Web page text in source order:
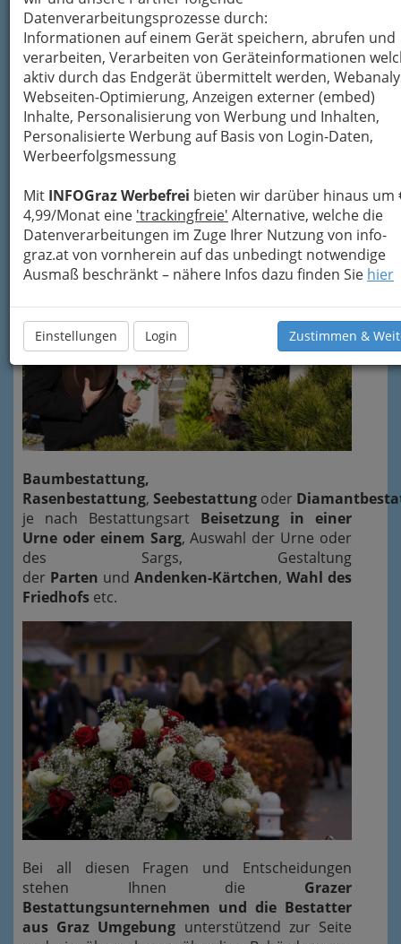
Datenverarbeitungsprozesse durch:
Informationen auf einem Gerät speichern, abrufen und
verarbeiten, Verarbeiten von Geräteinformationen
aktiv durch das Endgerät übermittelt werden,
Webseiten-Optimierung, Anzeigen externer (embed)
Inhalte, Personalisierung von Werbung und Inhalten,
Personalisierte Werbung auf Basis von Login-Daten,
Werbeerfolgsmessung
Mit INFOGraz Werbefrei bieten wir darüber hinaus um
4,99/Monat eine 'trackingfreie' Alternative, welche die
Datenverarbeitungen im Zuge Ihrer Nutzung von info-
graz.at von vornherein auf das unbedingt notwendige
Ausmaß beschränkt – nähere Infos dazu finden Sie hier
Einstellungen Login Zustimmen &
DieGrazer Bestattungsunternehmenstehen
Ihnen in dieser schweren Zeit mit Rat und Tat
zur Seite, um einpietätvolles Begräbniszu
gewährleisten.
Bei der Organisation einerBestattungmüssen
zahlreiche Fragen geklärt und Entscheidungen
getroffen werden wie beispielsweise die Art der
Bestattung
(Erdbestattungoder Feuerbestattungmit
anschließender
Baumbestattung,
Rasenbestattung, Seebestattung oder
je nach Bestattungsart Beisetzung in einer
Urne oder einem Sarg, Auswahl der Urne oder
des Sargs, Gestaltung
der Parten und Andenken-Kärtchen, Wahl des
Friedhofs etc.
Bei all diesen Fragen und Entscheidungen
stehen Ihnen die Grazer
Bestattungsunternehmen und die Bestatter
aus Graz Umgebung unterstützend zur Seite